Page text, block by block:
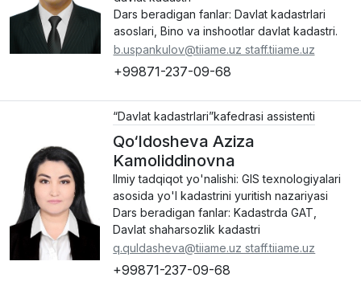
Dars beradigan fanlar: Davlat kadastrlari
asoslari, Bino va inshootlar davlat kadastri.
b.uspankulov@tiiame.uz staff.tiiame.uz
+99871-237-09-68
“Davlat kadastrlari”kafedrasi assistenti
Qo‘ldosheva Aziza
Kamoliddinovna
Ilmiy tadqiqot yo'nalishi: GIS texnologiyalari
asosida yo'l kadastrini yuritish nazariyasi
Dars beradigan fanlar: Kadastrda GAT,
Davlat shaharsozlik kadastri
q.quldasheva@tiiame.uz staff.tiiame.uz
+99871-237-09-68